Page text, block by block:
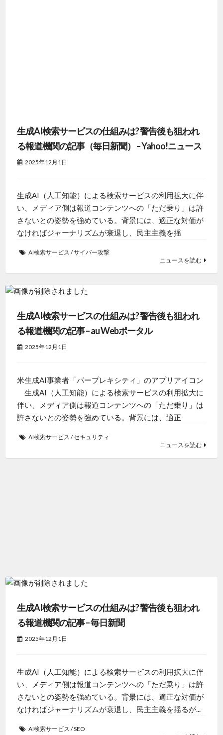
生成AI検索サービスの仕組みは? 警告後も狙われ
る報道機関の記事（毎日新聞） – Yahoo!ニュース
2025年12月1日
生成AI（人工知能）による検索サービスの利用拡大に伴
い、メディア側は報道コンテンツへの「ただ乗り」は許
さないとの姿勢を強めている。背景には、適正な対価が
なければジャーナリズムが衰退し、民主主義を揺
AI検索サービス /サイバー攻撃
ニュースを読む
生成AI検索サービスの仕組みは? 警告後も狙われ
る報道機関の記事 – au Webポータル
2025年12月1日
米生成AI事業者「パープレキシティ」のアプリアイコン
生成AI（人工知能）による検索サービスの利用拡大に
伴い、メディア側は報道コンテンツへの「ただ乗り」は
許さないとの姿勢を強めている。背景には、適正
AI検索サービス /セキュリティ
ニュースを読む
生成AI検索サービスの仕組みは? 警告後も狙われ
る報道機関の記事 – 毎日新聞
2025年12月1日
生成AI（人工知能）による検索サービスの利用拡大に伴
い、メディア側は報道コンテンツへの「ただ乗り」は許
さないとの姿勢を強めている。背景には、適正な対価が
なければジャーナリズムが衰退し、民主主義を揺るが...
AI検索サービス /SEO